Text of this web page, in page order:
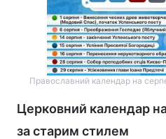
Православний календар на
Церковний календар
за старим стилем